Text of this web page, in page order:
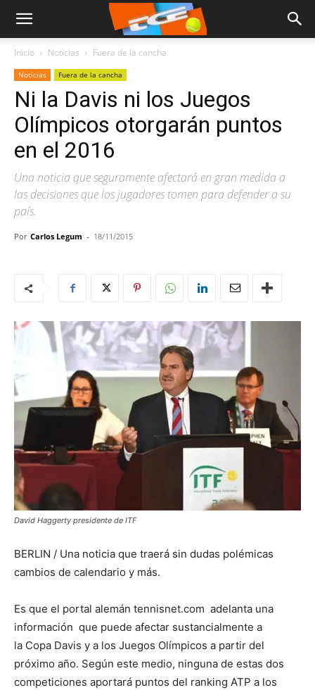
Inicio Noticias Fuera de la cancha
Noticias Fuera de la cancha
Ni la Davis ni los Juegos
Olímpicos otorgarán puntos
en el 2016
Una noticia que seguramente afectará en gran medida a
las decisiones que los jugadores tomen para defender a su
país.
Por Carlos Legum - 18/11/2015
David Haggerty presidente de ITF
BERLIN / Una noticia que traerá sin dudas polémicas
cambios de calendario y más.
Es que el portal alemán tennisnet.com adelanta una
información que puede afectar sustancialmente a
la Copa Davis y a los Juegos Olímpicos a partir del
próximo año. Según este medio, ninguna de estas dos
competiciones aportará puntos del ranking ATP a los